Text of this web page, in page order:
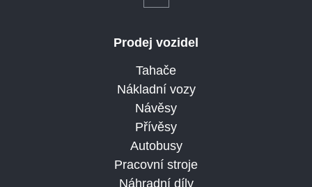
Prodej vozidel
Tahače
Nákladní vozy
Návěsy
Přívěsy
Autobusy
Pracovní stroje
Náhradní díly